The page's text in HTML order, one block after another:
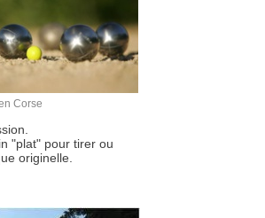
Corse
"plat" pour tirer ou
originelle.